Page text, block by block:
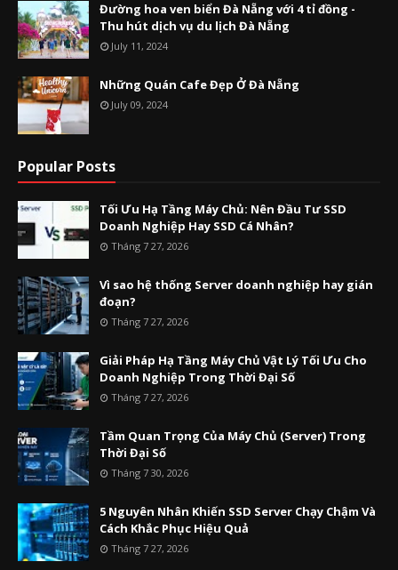
Đường hoa ven biển Đà Nẵng với 4 tỉ đồng -
Thu hút dịch vụ du lịch Đà Nẵng
July 11, 2024
Những Quán Cafe Đẹp Ở Đà Nẵng
July 09, 2024
Popular Posts
Tối Ưu Hạ Tầng Máy Chủ: Nên Đầu Tư SSD
Doanh Nghiệp Hay SSD Cá Nhân?
Tháng 7 27, 2026
Vì sao hệ thống Server doanh nghiệp hay gián
đoạn?
Tháng 7 27, 2026
Giải Pháp Hạ Tầng Máy Chủ Vật Lý Tối Ưu Cho
Doanh Nghiệp Trong Thời Đại Số
Tháng 7 27, 2026
Tầm Quan Trọng Của Máy Chủ (Server) Trong
Thời Đại Số
Tháng 7 30, 2026
5 Nguyên Nhân Khiến SSD Server Chạy Chậm Và
Cách Khắc Phục Hiệu Quả
Tháng 7 27, 2026